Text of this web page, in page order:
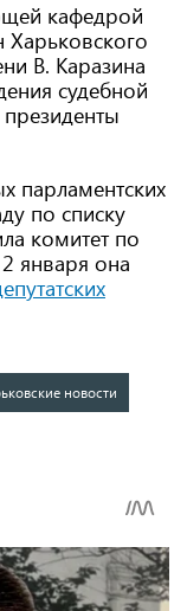
кафедрой
В. Каразина
судебной
парламентских
по списку
комитет по
января она
новости